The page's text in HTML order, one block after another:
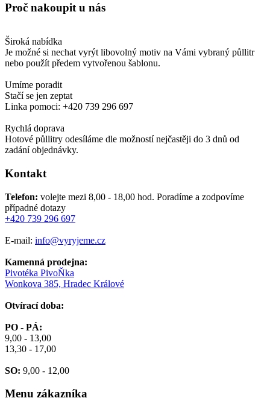
Proč nakoupit u nás
Široká nabídka
Je možné si nechat vyrýt libovolný motiv na Vámi vybraný půllitr
nebo použít předem vytvořenou šablonu.
Umíme poradit
Stačí se jen zeptat
Linka pomoci: +420 739 296 697
Rychlá doprava
Hotové půllitry odesíláme dle možností nejčastěji do 3 dnů od
zadání objednávky.
Kontakt
Telefon: volejte mezi 8,00 - 18,00 hod. Poradíme a zodpovíme
případné dotazy
+420 739 296 697
E-mail: info@vyryjeme.cz
Kamenná prodejna:
Pivotéka PivoŇka
Wonkova 385, Hradec Králové
Otvírací doba:
PO - PÁ:
9,00 - 13,00
13,30 - 17,00
SO: 9,00 - 12,00
Menu zákazníka